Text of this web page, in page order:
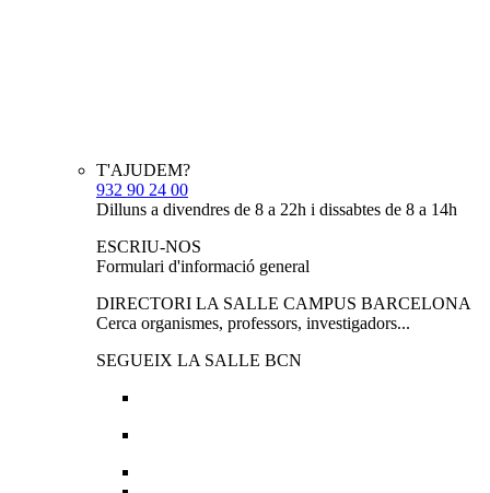
T'AJUDEM?
932 90 24 00
Dilluns a divendres de 8 a 22h i dissabtes de 8 a 14h
ESCRIU-NOS
Formulari d'informació general
DIRECTORI LA SALLE CAMPUS BARCELONA
Cerca organismes, professors, investigadors...
SEGUEIX LA SALLE BCN